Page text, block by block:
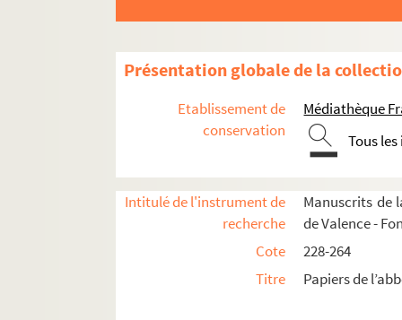
Présentation globale de la
Etablissement de
conservation
Médiathèque
Tous
Intitulé de l'instrument de
recherche
Manuscrits de
de Valence -
Cote
228-264
Titre
Papiers de